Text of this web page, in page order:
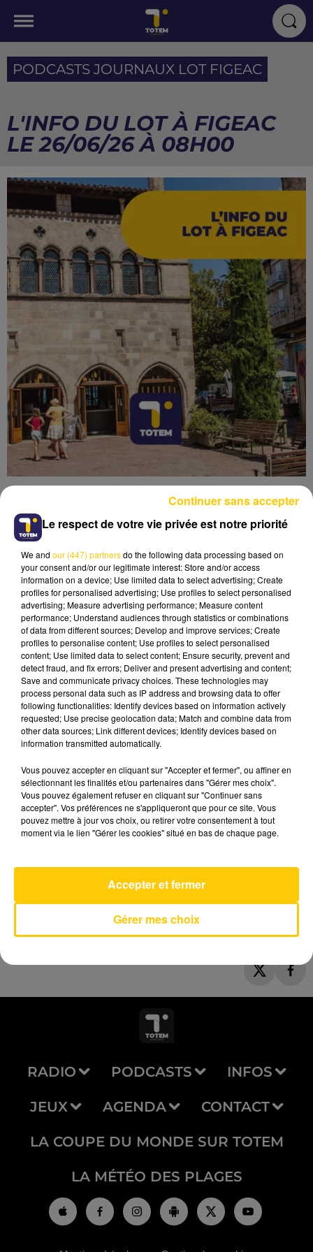
PODCASTS JOURNAUX LOT FIGEAC
L'INFO DU LOT À FIGEAC
LE 26/06/26 À 08H00
Lecture (4 min 10 sec)
26 juin 2026 - 4 min 10 sec
L'INFO DU LOT À FIGEAC LE 26/06/26 À
08H00
L'info du Lot à Figeac
MARTIN GARRIX & U2
AVEYRON NORD
RADIO PODCASTS INFOS
JEUX AGENDA CONTACT
LA COUPE DU MONDE SUR TOTEM
LA MÉTÉO DES PLAGES
Le respect de votre vie privée est notre priorité
We and our (447) partnersdo the following data processing based on
your consent and/or our legitimate interest: Store and/or access
information on a device; Use limited data to select advertising; Create
profiles for personalised advertising; Use profiles to select personalised
advertising; Measure advertising performance; Measure content
performance; Understand audiences through statistics or combinations
of data from different sources; Develop and improve services; Create
profiles to personalise content; Use profiles to select personalised
content; Use limited data to select content; Ensure security, prevent and
detect fraud, and fix errors; Deliver and present advertising and content;
Save and communicate privacy choices. These technologies may
process personal data such as IP address and browsing data to offer
following functionalities: Identify devices based on information actively
requested; Use precise geolocation data; Match and combine data from
other data sources; Link different devices; Identify devices based on
information transmitted automatically.
Vous pouvez accepter en cliquant sur "Accepter et fermer", ou affiner en
sélectionnant les finalités et/ou partenaires dans "Gérer mes choix".
Vous pouvez également refuser en cliquant sur "Continuer sans
accepter". Vos préférences ne s'appliqueront que pour ce site. Vous
pouvez mettre à jour vos choix, ou retirer votre consentement à tout
moment via le lien "Gérer les cookies" situé en bas de chaque page.
Gérer mes choix
Accepter et fermer
Continuer sans accepter